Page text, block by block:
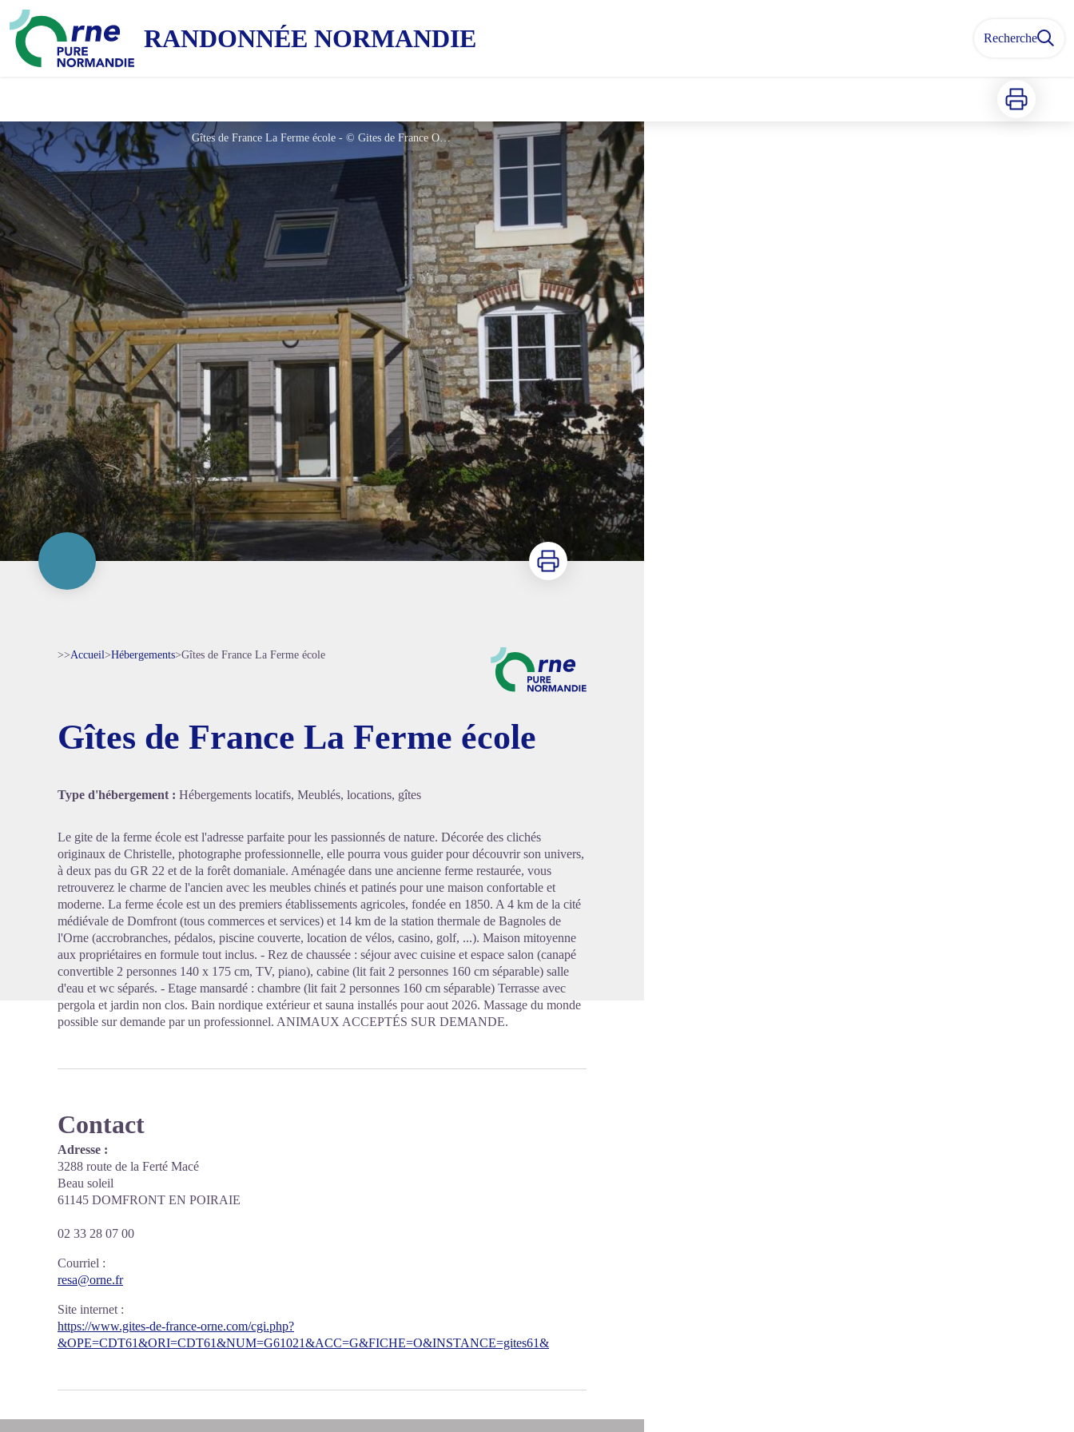
RANDONNÉE NORMANDIE Recherche
Imprimer
Gîtes de France La Ferme école - © Gites de France Orne
Voir l'image en plein écran
Imprimer
>>Accueil>Hébergements>Gîtes de France La Ferme école
Gîtes de France La Ferme école
Type d'hébergement : Hébergements locatifs, Meublés, locations, gîtes
Le gite de la ferme école est l'adresse parfaite pour les passionnés de nature. Décorée des clichés
originaux de Christelle, photographe professionnelle, elle pourra vous guider pour découvrir son univers,
à deux pas du GR 22 et de la forêt domaniale. Aménagée dans une ancienne ferme restaurée, vous
retrouverez le charme de l'ancien avec les meubles chinés et patinés pour une maison confortable et
moderne. La ferme école est un des premiers établissements agricoles, fondée en 1850. A 4 km de la cité
médiévale de Domfront (tous commerces et services) et 14 km de la station thermale de Bagnoles de
l'Orne (accrobranches, pédalos, piscine couverte, location de vélos, casino, golf, ...). Maison mitoyenne
aux propriétaires en formule tout inclus. - Rez de chaussée : séjour avec cuisine et espace salon (canapé
convertible 2 personnes 140 x 175 cm, TV, piano), cabine (lit fait 2 personnes 160 cm séparable) salle
d'eau et wc séparés. - Etage mansardé : chambre (lit fait 2 personnes 160 cm séparable) Terrasse avec
pergola et jardin non clos. Bain nordique extérieur et sauna installés pour aout 2026. Massage du monde
possible sur demande par un professionnel. ANIMAUX ACCEPTÉS SUR DEMANDE.
Contact
Adresse :
3288 route de la Ferté Macé
Beau soleil
61145 DOMFRONT EN POIRAIE
02 33 28 07 00
Courriel :
resa@orne.fr
Site internet :
https://www.gites-de-france-orne.com/cgi.php?
&OPE=CDT61&ORI=CDT61&NUM=G61021&ACC=G&FICHE=O&INSTANCE=gites61&